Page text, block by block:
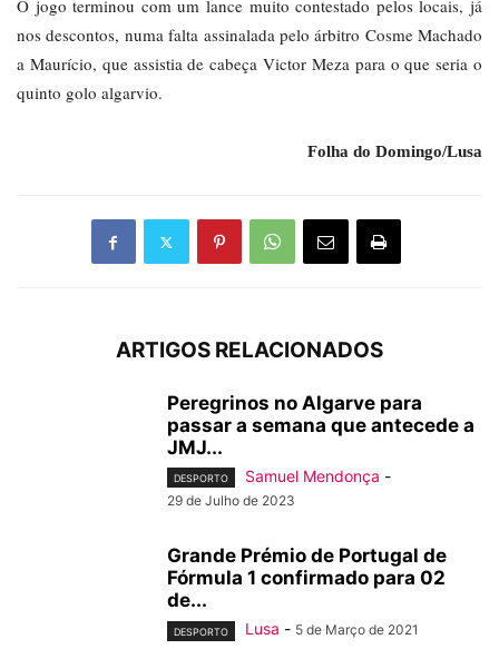
O jogo terminou com um lance muito contestado pelos locais, já
nos descontos, numa falta assinalada pelo árbitro Cosme Machado
a Maurício, que assistia de cabeça Victor Meza para o que seria o
quinto golo algarvio.
Folha do Domingo/Lusa
ARTIGOS RELACIONADOS
Peregrinos no Algarve para
passar a semana que antecede a
JMJ...
DESPORTO Samuel Mendonça -
29 de Julho de 2023
Grande Prémio de Portugal de
Fórmula 1 confirmado para 02
de...
DESPORTO Lusa - 5 de Março de 2021